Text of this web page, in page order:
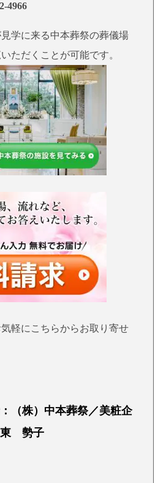
4966
学に来る中本葬祭の葬儀場
ただくことが可能です。
軽にこちらからお取り寄せ
（株）中本葬祭／美粧企
勢子